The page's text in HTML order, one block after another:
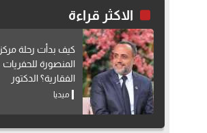
الاكثر قراءة
كيف بدأت رحلة مركز
المنصورة للحفريات
الفقارية؟ الدكتور
هشام سلام يوضح
ميديا